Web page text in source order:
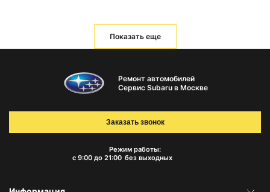
Показать еще
Ремонт автомобилей
Сервис Subaru в Москве
Режим работы:
с 9:00 до 21:00 без выходных
Заказать звонок